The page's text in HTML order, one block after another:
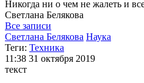
Никогда ни о чем не жалеть и
Светлана Белякова
Все записи
Светлана Белякова Наука
Теги: Техника
11:38 31 октября 2019
текст